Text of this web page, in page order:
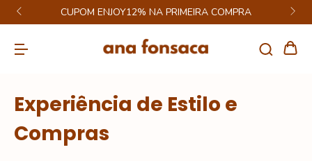
CUPOM ENJOY12% NA PRIMEIRA COMPRA
Experiência de Estilo e
Compras